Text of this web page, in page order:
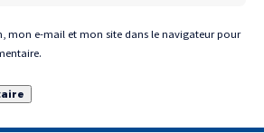
mon e-mail et mon site dans le navigateur pour